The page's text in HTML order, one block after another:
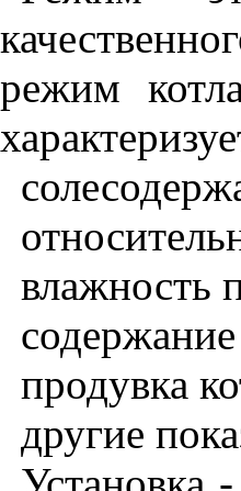
режим
влажность
продувка
другие